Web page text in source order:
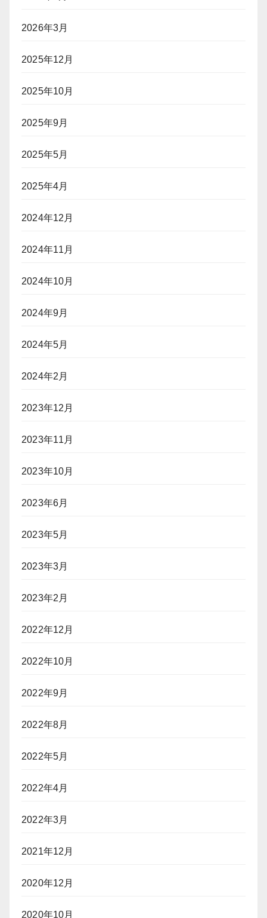
2026年3月
2025年12月
2025年10月
2025年9月
2025年5月
2025年4月
2024年12月
2024年11月
2024年10月
2024年9月
2024年5月
2024年2月
2023年12月
2023年11月
2023年10月
2023年6月
2023年5月
2023年3月
2023年2月
2022年12月
2022年10月
2022年9月
2022年8月
2022年5月
2022年4月
2022年3月
2021年12月
2020年12月
2020年10月